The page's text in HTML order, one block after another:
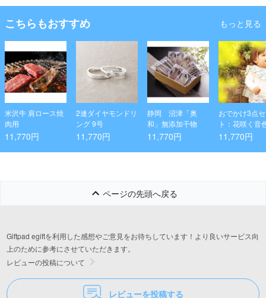
こちらもおすすめ もっと見る
米沢牛 肩ロース焼
肉用
11,770円
2連ダイヤモンドリ
ング 9号
11,770円
静岡 沼津「奥
和」無添加干物
11,770円
おでかけ3点
ト：花咲く音
（スタイ・長
ンツ）
11,770円
ページの先頭へ戻る
Giftpad egiftを利用した感想やご意見をお待ちしています！より良いサービス向
上のために参考にさせていただきます。
レビューの投稿について
レビューを投稿する